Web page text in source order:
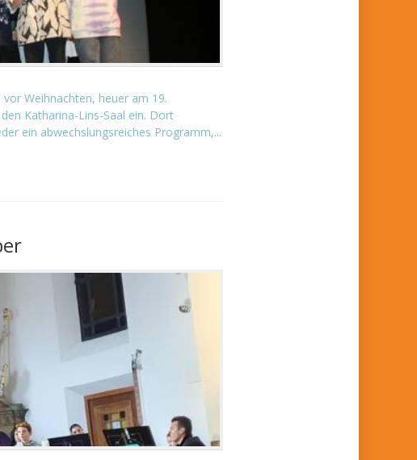
Weihnachten, heuer am 19.
Katharina-Lins-Saal ein. Dort
ein abwechslungsreiches Programm,...